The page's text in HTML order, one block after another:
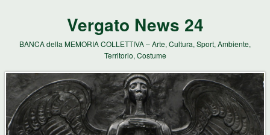
Vergato News 24
BANCA della MEMORIA COLLETTIVA – Arte, Cultura, Sport, Ambiente,
Territorio, Costume